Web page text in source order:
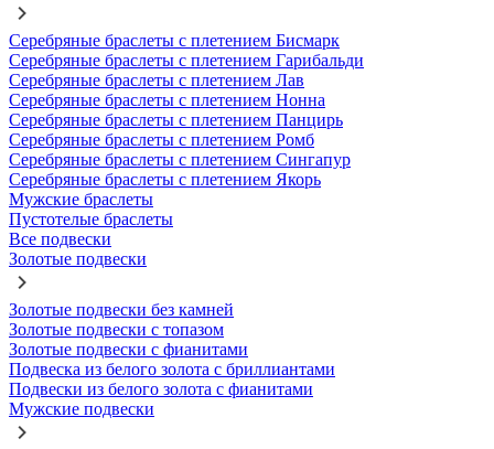
Серебряные браслеты с плетением Бисмарк
Серебряные браслеты с плетением Гарибальди
Серебряные браслеты с плетением Лав
Серебряные браслеты с плетением Нонна
Серебряные браслеты с плетением Панцирь
Серебряные браслеты с плетением Ромб
Серебряные браслеты с плетением Сингапур
Серебряные браслеты с плетением Якорь
Мужские браслеты
Пустотелые браслеты
Все подвески
Золотые подвески
Золотые подвески без камней
Золотые подвески с топазом
Золотые подвески с фианитами
Подвеска из белого золота с бриллиантами
Подвески из белого золота с фианитами
Мужские подвески